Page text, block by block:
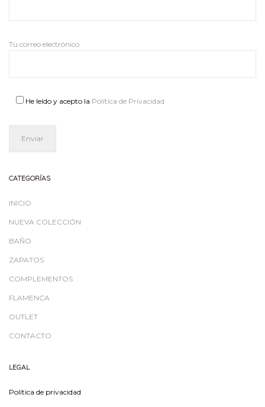
Tu correo electrónico
He leído y acepto la Política de Privacidad
CATEGORÍAS
INICIO
NUEVA COLECCIÓN
BAÑO
ZAPATOS
COMPLEMENTOS
FLAMENCA
OUTLET
CONTACTO
LEGAL
Política de privacidad